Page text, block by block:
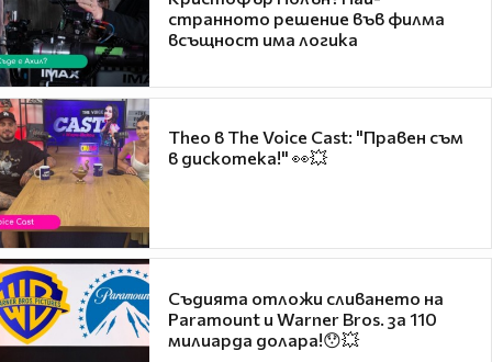
странното решение във филма
всъщност има логика
Theo в The Voice Cast: "Правен съм
в дискотека!" 👀💥
Съдията отложи сливането на
Paramount и Warner Bros. за 110
милиарда долара!😯💥